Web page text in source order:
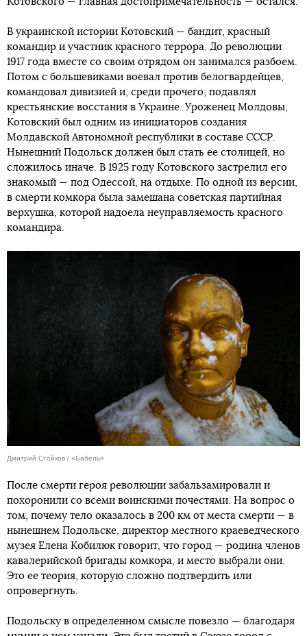
В украинской истории Котовский — бандит, красный
командир и участник красного террора. До революции
1917 года вместе со своим отрядом он занимался разбоем.
Потом с большевиками воевал против белогвардейцев,
командовал дивизией и, среди прочего, подавлял
крестьянские восстания в Украине. Уроженец Молдовы,
Котовский был одним из инициаторов создания
Молдавской Автономной республики в составе СССР.
Нынешний Подольск должен был стать ее столицей, но
сложилось иначе. В 1925 году Котовского застрелил его
знакомый — под Одессой, на отдыхе. По одной из версии,
в смерти комкора была замешана советская партийная
верхушка, которой надоела неуправляемость красного
командира.
Дмитрий Стойков / «Бабель»
После смерти героя революции забальзамировали и
похоронили со всеми воинскими почестями. На вопрос о
том, почему тело оказалось в 200 км от места смерти — в
нынешнем Подольске, директор местного краеведческого
музея Елена Кобилюк говорит, что город — родина членов
кавалерийской бригады комкора, и место выбрали они.
Это ее теория, которую сложно подтвердить или
опровергнуть.
Подольску в определенном смысле повезло — благодаря